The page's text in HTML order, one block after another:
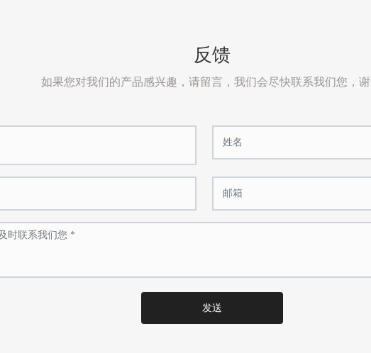
反馈
如果您对我们的产品感兴趣，请留言，我们会尽快联系我们您，
发送